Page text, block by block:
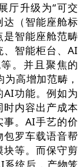
升级为“可交
达（智能座舱标
智能座舱范畴
智能柜台、AI
。并且聚焦的
高增加范畴，
功能。例如为
内容出产成本
。AI手艺的价
罗车载语音帮
等。而保守剪